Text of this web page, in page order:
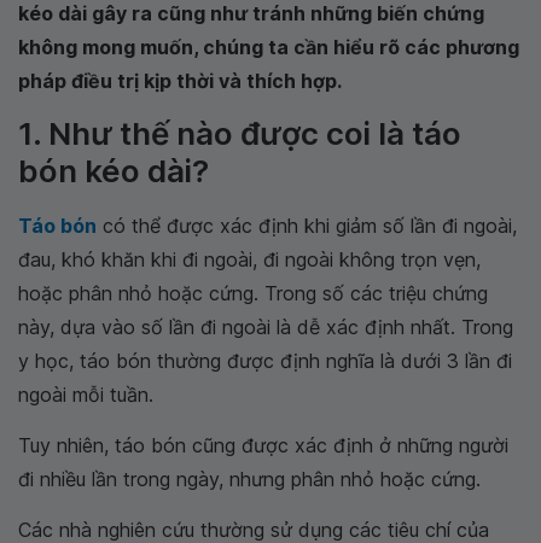
kéo dài gây ra cũng như tránh những biến chứng
không mong muốn, chúng ta cần hiểu rõ các phương
pháp điều trị kịp thời và thích hợp.
1. Như thế nào được coi là táo
bón kéo dài?
Táo bón có thể được xác định khi giảm số lần đi ngoài,
đau, khó khăn khi đi ngoài, đi ngoài không trọn vẹn,
hoặc phân nhỏ hoặc cứng. Trong số các triệu chứng
này, dựa vào số lần đi ngoài là dễ xác định nhất. Trong
y học, táo bón thường được định nghĩa là dưới 3 lần đi
ngoài mỗi tuần.
Tuy nhiên, táo bón cũng được xác định ở những người
đi nhiều lần trong ngày, nhưng phân nhỏ hoặc cứng.
Các nhà nghiên cứu thường sử dụng các tiêu chí của